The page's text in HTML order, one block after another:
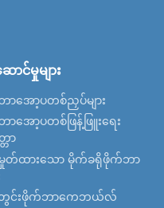
ာင်မှုများ
အော့ပတစ်ညှပ်များ
အော့ပတစ်ဖြန့်ဖြူးရေး
ာ
တ်ထားသော မိုက်ခရိုဖိုက်ဘာ
င်းဖိုက်ဘာကေဘယ်လ်